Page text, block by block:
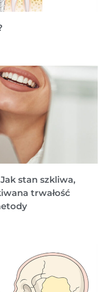
stan szkliwa,
trwałość